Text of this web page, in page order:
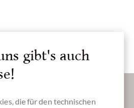
gibt's auch
die für den technischen